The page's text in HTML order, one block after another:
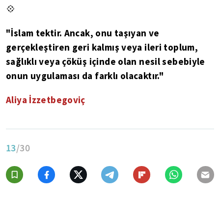
💠
"İslam tektir. Ancak, onu taşıyan ve
gerçekleştiren geri kalmış veya ileri toplum,
sağlıklı veya çöküş içinde olan nesil sebebiyle
onun uygulaması da farklı olacaktır."
Aliya İzzetbegoviç
13/30